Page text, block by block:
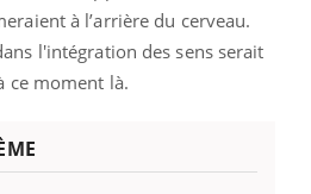
à l’arrière du cerveau.
l'intégration des sens serait
ce moment là.